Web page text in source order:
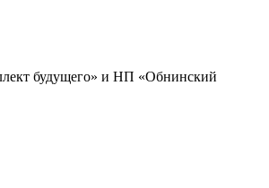
будущего» и НП «Обнинский